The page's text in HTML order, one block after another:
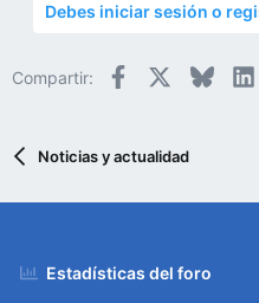
Debes iniciar sesión o
Compartir: Facebook
Noticias y actualidad
Estadísticas del foro